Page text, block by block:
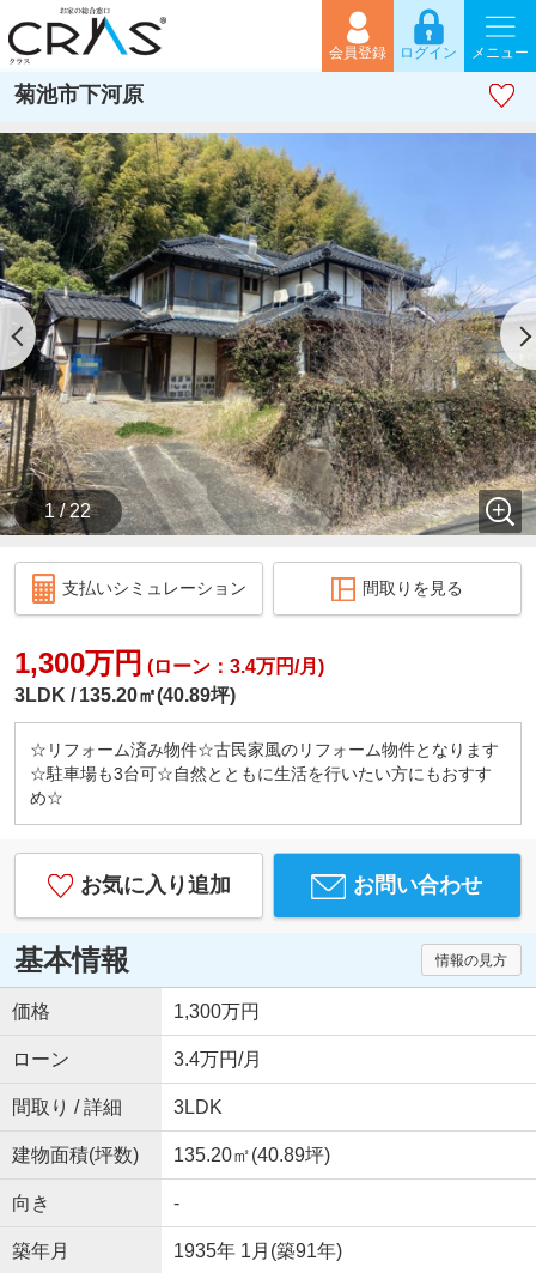
会員登録 ログイン メニュー
菊池市下河原
1 / 22
支払いシミュレーション 間取りを見る
1,300万円 (ローン：3.4万円/月)
3LDK
135.20㎡(40.89坪)
☆リフォーム済み物件☆古民家風のリフォーム物件となります
☆駐車場も3台可☆自然とともに生活を行いたい方にもおすす
め☆
お気に入り追加 お問い合わせ
基本情報 情報の見方
価格 1,300万円
ローン 3.4万円/月
間取り / 詳細 3LDK
建物面積(坪数) 135.20㎡(40.89坪)
向き -
築年月 1935年 1月(築91年)